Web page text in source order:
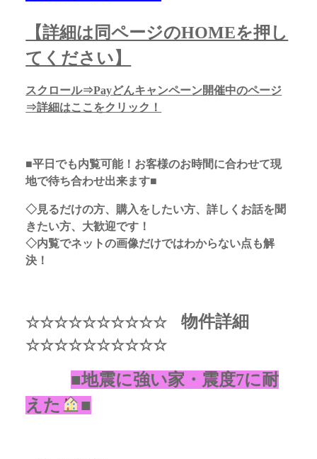
【詳細は同ページのHOMEを押し
てください】
スクロール⇒Payどんキャンペーン開催中のページ
⇒詳細はここをクリック！
■平日でも内覧可能！お客様のお時間に合わせて現
地で待ち合わせ出来ます■
◇見るだけの方、購入をしたい方、詳しくお話を聞
きたい方、大歓迎です！
◇内覧でネットの画像だけではわからない点も解
決！
☆☆☆☆☆☆☆☆☆☆物件詳細
☆☆☆☆☆☆☆☆☆☆
■地震に強い家・震度7に耐
えた
■